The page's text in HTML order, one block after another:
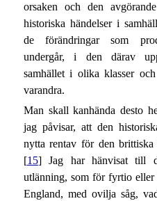
orsaken och den
historiska händelser i
de förändringar som
undergår, i den därav
samhället i olika klasser
varandra.
Man skall kanhända desto
jag påvisar, att den
nytta rentav för den brittiska
[15] Jag har hänvisat till
utlänning, som för fyrtio
England, med ovilja såg,